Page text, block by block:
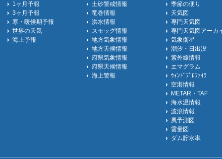
1ヶ月予報
3ヶ月予報
寒・暖候期予報
世界の天気
海上予報
土砂警戒情報
竜巻情報
洪水情報
スモッグ情報
地方気象情報
地方天候情報
府県気象情報
府県天候情報
海上警報
季節の便り
天気図
専門天気図
専門天気図アーカ
気象衛星
潮汐・日出没
紫外線情報
エマグラム
ｳｨﾝﾄﾞﾌﾟﾛﾌｧｲﾗ
空港情報
METAR・TAF
海水温情報
波浪情報
風予測図
雲量図
ダム貯水率